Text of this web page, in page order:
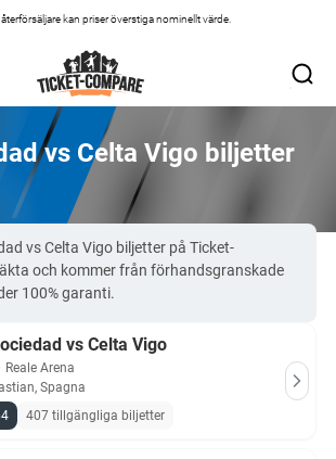
kan priser överstiga nominellt värde.
vs Celta Vigo biljetter
vs Celta Vigo biljetter på Ticket-
och kommer från förhandsgranskade
100% garanti.
vs Celta Vigo
Reale Arena
Spagna
407 tillgängliga biljetter